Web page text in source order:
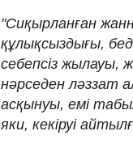
"Сиқырланған
құлықсыздығы,
себепсіз жылауы,
нәрседен ләззат
асқынуы, емі
яки, кекіруі